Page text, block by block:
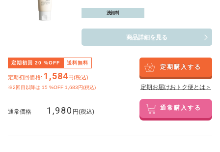
洗顔料
商品詳細を見る
定期初回 20 %OFF 送料無料
定期初回価格: 1,584円(税込)
※2回目以降は 15 %OFF 1,683円(税込)
定期購入する
定期お届けおトク便とは＞
通常価格 1,980 円(税込) 通常購入する